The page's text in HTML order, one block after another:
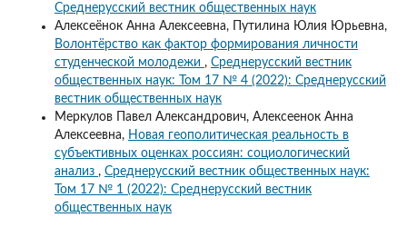
Среднерусский вестник общественных наук
Алексеёнок Анна Алексеевна, Путилина Юлия Юрьевна,
Волонтёрство как фактор формирования личности
студенческой молодежи , Среднерусский вестник
общественных наук: Том 17 № 4 (2022): Среднерусский
вестник общественных наук
Меркулов Павел Александрович, Алексеенок Анна
Алексеевна, Новая геополитическая реальность в
субъективных оценках россиян: социологический
анализ , Среднерусский вестник общественных наук:
Том 17 № 1 (2022): Среднерусский вестник
общественных наук